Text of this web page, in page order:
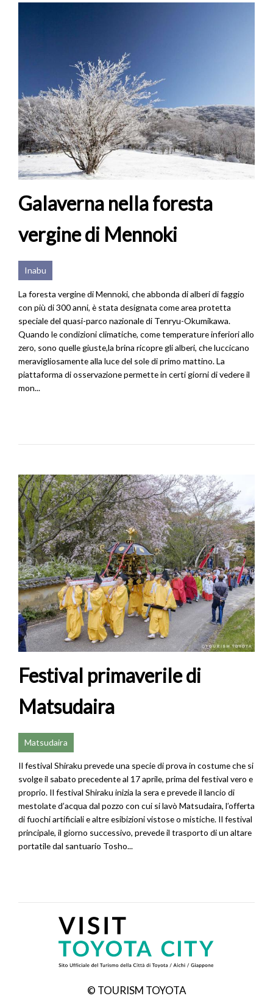
Galaverna nella foresta
vergine di Mennoki
Inabu
La foresta vergine di Mennoki, che abbonda di alberi di faggio
con più di 300 anni, è stata designata come area protetta
speciale del quasi-parco nazionale di Tenryu-Okumikawa.
Quando le condizioni climatiche, come temperature inferiori allo
zero, sono quelle giuste,la brina ricopre gli alberi, che luccicano
meravigliosamente alla luce del sole di primo mattino. La
piattaforma di osservazione permette in certi giorni di vedere il
mon...
Festival primaverile di
Matsudaira
Matsudaira
Il festival Shiraku prevede una specie di prova in costume che si
svolge il sabato precedente al 17 aprile, prima del festival vero e
proprio. Il festival Shiraku inizia la sera e prevede il lancio di
mestolate d’acqua dal pozzo con cui si lavò Matsudaira, l’offerta
di fuochi artificiali e altre esibizioni vistose o mistiche. Il festival
principale, il giorno successivo, prevede il trasporto di un altare
portatile dal santuario Tosho...
© TOURISM TOYOTA